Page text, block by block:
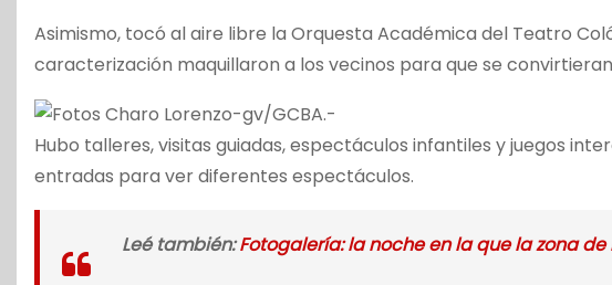
Asimismo, tocó al aire libre la Orquesta Académica del Teatro
caracterización maquillaron a los vecinos para que se
Hubo talleres, visitas guiadas, espectáculos infantiles y juegos
entradas para ver diferentes espectáculos.
Leé también:Fotogalería: la noche en la que la zona